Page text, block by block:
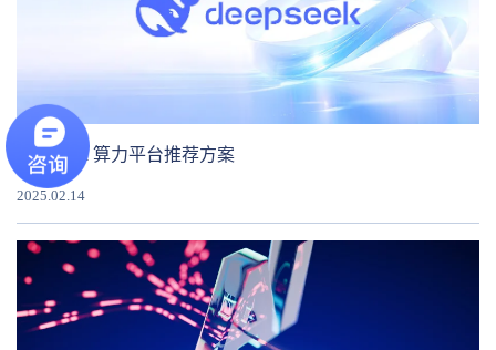
DeepSeek 算力平台推荐方案
2025.02.14